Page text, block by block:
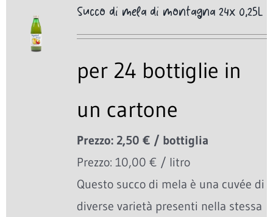
Succo di mela di montagna 24x 0,25L
per 24 bottiglie in
un cartone
Prezzo: 2,50 € / bottiglia
Prezzo: 10,00 € / litro
Questo succo di mela è una cuvée di
diverse varietà presenti nella stessa